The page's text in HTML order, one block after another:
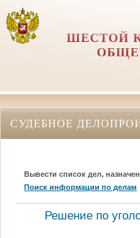
ШЕСТОЙ
СУДЕБНОЕ
Вывести список дел,
Поиск информации по делам
Решение по